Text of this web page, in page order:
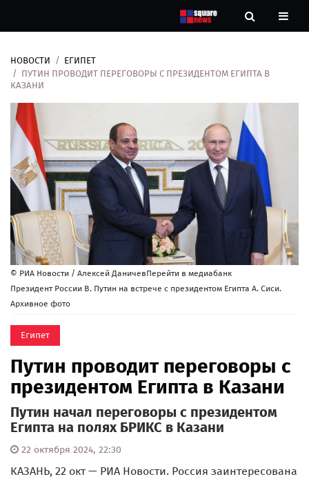
Новости
Рубрики
Контакты
О
нас
НОВОСТИ
ЕГИПЕТ
ПУТИН ПРОВОДИТ ПЕРЕГОВОРЫ С ПРЕЗИДЕНТОМ ЕГИПТА В
КАЗАНИ
© РИА Новости / Алексей ДаничевПерейти в медиабанк
Президент России В. Путин на встрече с президентом Египта А. Сиси.
Архивное фото
Египет
Путин проводит переговоры с
президентом Египта в Казани
Путин начал переговоры с президентом
Египта на полях БРИКС в Казани
22 октября 2024, 22:30
КАЗАНЬ, 22 окт — РИА Новости. Россия заинтересована